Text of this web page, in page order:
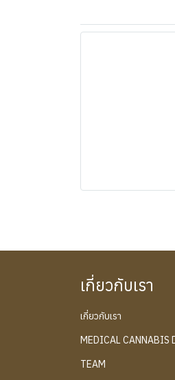
เกี่ยวกับเรา
เกี่ยวกับเรา
MEDICAL CANNABIS
TEAM